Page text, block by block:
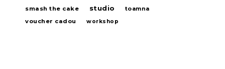
smash the cake studio toamna
voucher cadou workshop